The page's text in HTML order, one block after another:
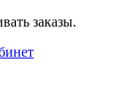
заказы.